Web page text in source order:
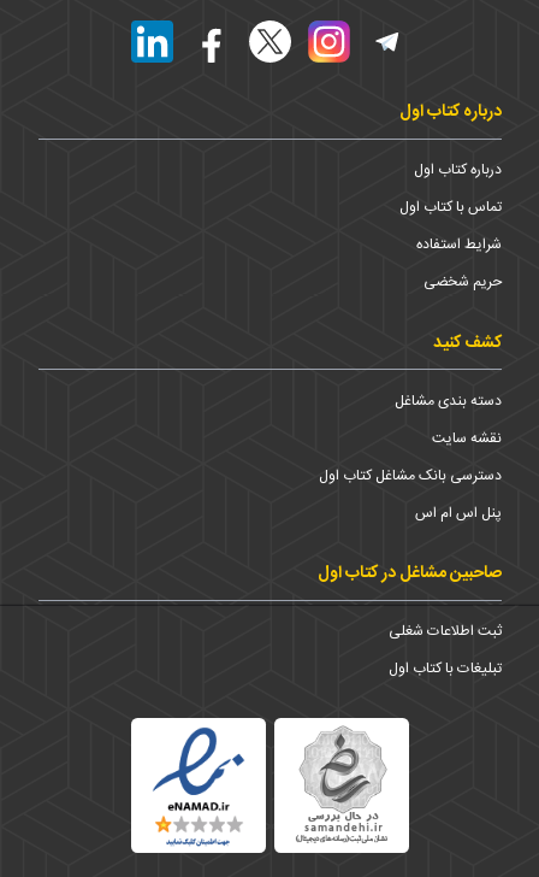
درباره کتاب اول
درباره کتاب اول
تماس با کتاب اول
شرایط استفاده
حریم شخضی
کشف کنید
دسته بندی مشاغل
نقشه سایت
دسترسی بانک مشاغل کتاب اول
پنل اس ام اس
صاحبین مشاغل در کتاب اول
ثبت اطلاعات شغلی
تبلیغات با کتاب اول